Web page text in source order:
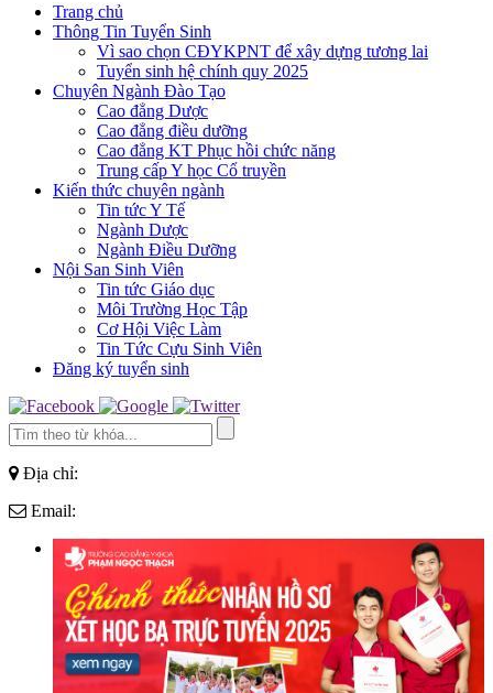
Trang chủ
Thông Tin Tuyển Sinh
Vì sao chọn CĐYKPNT để xây dựng tương lai
Tuyển sinh hệ chính quy 2025
Chuyên Ngành Đào Tạo
Cao đẳng Dược
Cao đẳng điều dưỡng
Cao đẳng KT Phục hồi chức năng
Trung cấp Y học Cổ truyền
Kiến thức chuyên ngành
Tin tức Y Tế
Ngành Dược
Ngành Điều Dưỡng
Nội San Sinh Viên
Tin tức Giáo dục
Môi Trường Học Tập
Cơ Hội Việc Làm
Tin Tức Cựu Sinh Viên
Đăng ký tuyển sinh
Địa chỉ:
Email: